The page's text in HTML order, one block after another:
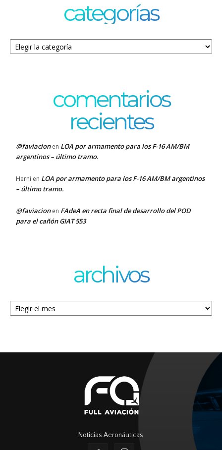
categorías
Categorías
comentarios
recientes
@faviacionen LOA por armamento para los F-16 AM/BM
argentinos – último tramo.
Herni en LOA por armamento para los F-16 AM/BM argentinos
– último tramo.
@faviacionen FAdeA en recta final de desarrollo del POD
para el cañón GIAT 553
archivos
Archivos
Noticias Aeronáuticas